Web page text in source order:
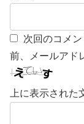
次回のコメ
前、メールアド
上に表示された